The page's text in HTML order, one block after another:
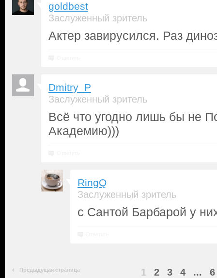
goldbest
Заслуженный зритель
Актер завирусился. Раз
Dmitry_P
Заслуженный зритель
Всё что угодно лишь бы не
Академию)))
RingQ
Заслуженный зритель
с Сантой Барбарой у
Предыдущая страница 1 2 3 4 ... 6